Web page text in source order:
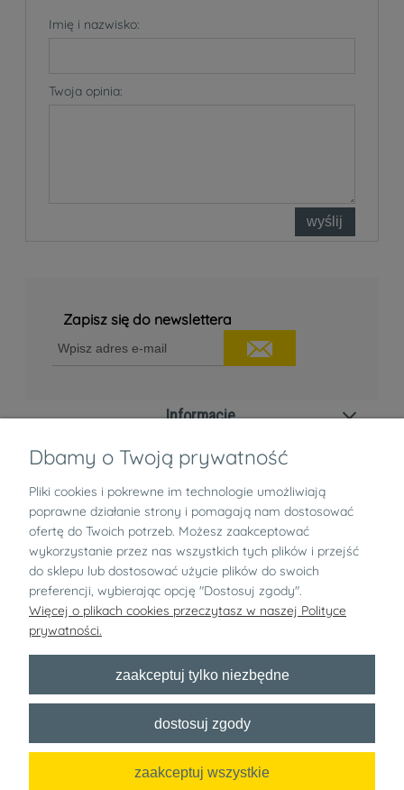
Imię i nazwisko:
Twoja opinia:
wyślij
Zapisz się do newslettera
Informacje
Zwroty i reklamacje
O nas
pokaż pełną wersję strony
Bezpłatny newsletter
Chcę dostawać informacje handlowe o wyprzedażach, konkursach i
innych akcjach specjalnych od nazwa sklepu na podany adres e-mail!
Sklep internetowy Shoper.pl
Dbamy o Twoją prywatność
Pliki cookies i pokrewne im technologie umożliwiają
poprawne działanie strony i pomagają nam dostosować
ofertę do Twoich potrzeb. Możesz zaakceptować
wykorzystanie przez nas wszystkich tych plików i przejść
do sklepu lub dostosować użycie plików do swoich
preferencji, wybierając opcję "Dostosuj zgody".
Więcej o plikach cookies przeczytasz w naszej Polityce
prywatności.
zaakceptuj tylko niezbędne
dostosuj zgody
zaakceptuj wszystkie